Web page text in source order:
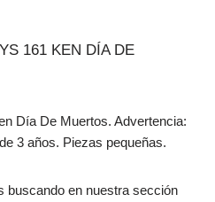
161 KEN DÍA DE
Día De Muertos. Advertencia:
3 años. Piezas pequeñas.
buscando en nuestra sección